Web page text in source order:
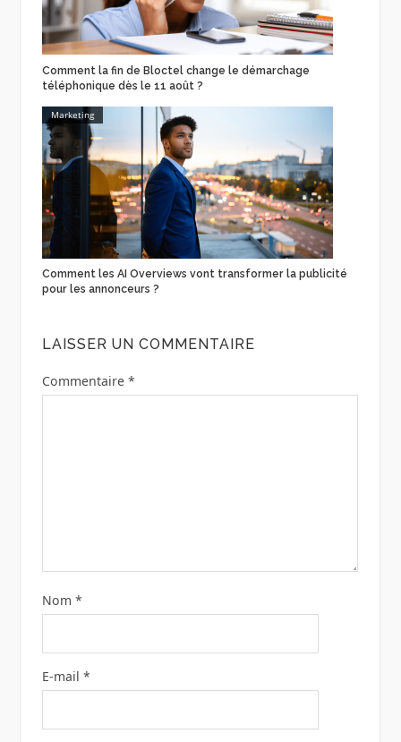
Comment la fin de Bloctel change le démarchage
téléphonique dès le 11 août ?
Marketing
Comment les AI Overviews vont transformer la publicité
pour les annonceurs ?
LAISSER UN COMMENTAIRE
Commentaire *
Nom *
E-mail *